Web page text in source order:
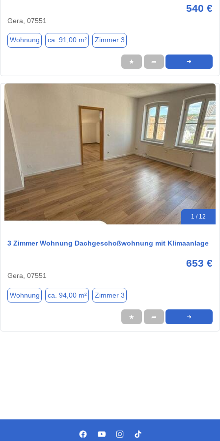
540 €
Gera, 07551
Wohnung ca. 91,00 m² Zimmer 3
★ ➦ ➜
1 / 12
3 Zimmer Wohnung Dachgeschoßwohnung mit Klimaanlage
653 €
Gera, 07551
Wohnung ca. 94,00 m² Zimmer 3
★ ➦ ➜